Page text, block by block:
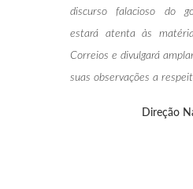
discurso falacioso do
estará atenta às
Correios e divulgará
suas observações a
Direção